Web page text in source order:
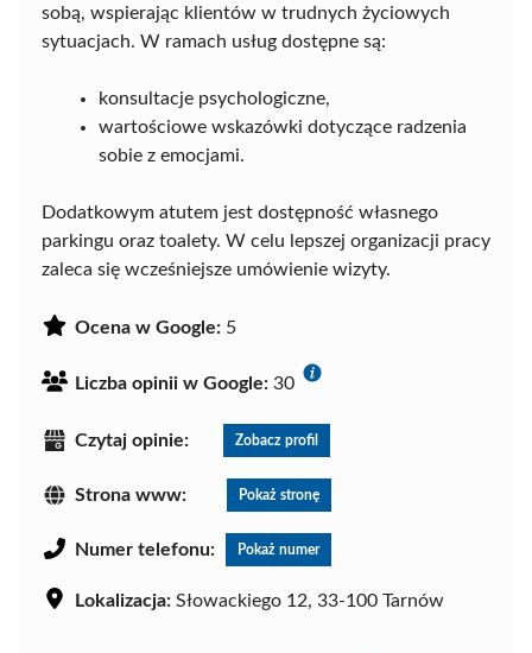
sobą, wspierając klientów w trudnych życiowych
sytuacjach. W ramach usług dostępne są:
konsultacje psychologiczne,
wartościowe wskazówki dotyczące radzenia
sobie z emocjami.
Dodatkowym atutem jest dostępność własnego
parkingu oraz toalety. W celu lepszej organizacji pracy
zaleca się wcześniejsze umówienie wizyty.
Ocena w Google: 5
Liczba opinii w Google: 30
Czytaj opinie: Zobacz profil
Strona www: Pokaż stronę
Numer telefonu: Pokaż numer
Lokalizacja: Słowackiego 12, 33-100 Tarnów